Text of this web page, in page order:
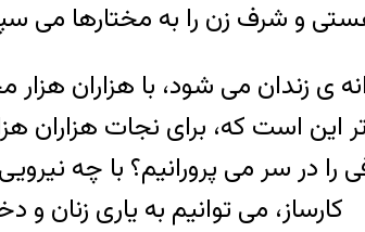
ی زندان می شود، با هزاران
است که، برای نجات هزاران
را در سر می پرورانیم؟ با چه
کارساز، می توانیم به یاری زنان